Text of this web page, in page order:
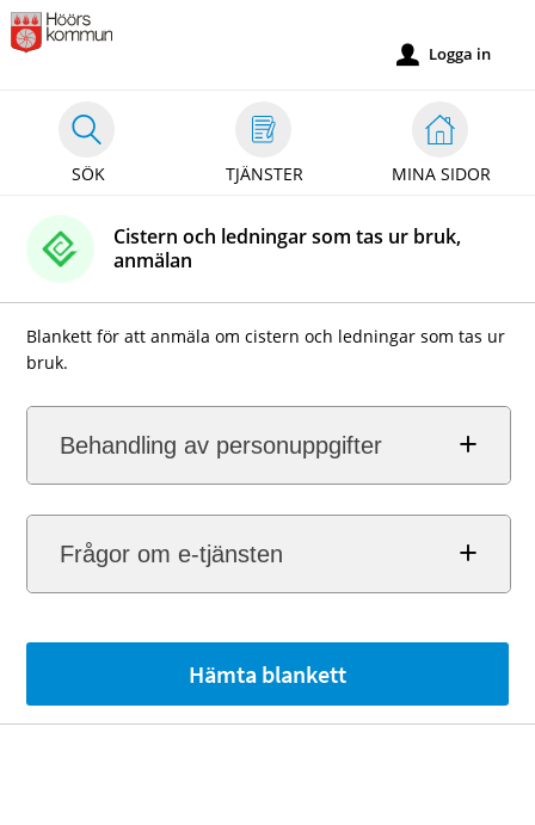
Välkommen
till
kommun
SÖK TJÄNSTER MINA SIDOR
u Logga in
Cistern och ledningar som tas ur bruk,
anmälan
Blankett för att anmäla om cistern och ledningar som tas ur
bruk.
Behandling av personuppgifter
Frågor om e-tjänsten
Hämta blankett